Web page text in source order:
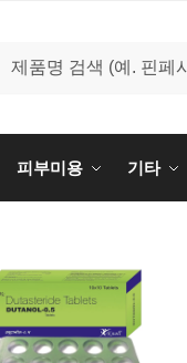
피부미용 기타